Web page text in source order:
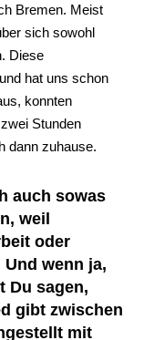
Bremen. Meist
sich sowohl
Diese
hat uns schon
konnten
Stunden
dann zuhause.
auch sowas
weil
oder
wenn ja,
Du sagen,
gibt zwischen
mit